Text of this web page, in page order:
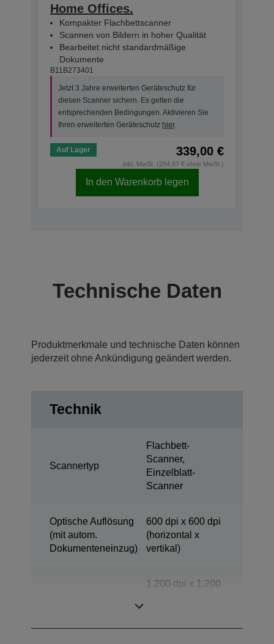
Home Offices.
Kompakter Flachbettscanner
Scannen von Bildern in hoher Qualität
Bearbeitet nicht standardmäßige
Dokumente
B11B273401
Jetzt 3 Jahre erweiterten Geräteschutz für
diesen Scanner sichern. Es gelten die
entsprechenden Bedingungen. Aktivieren Sie
Ihren erweiterten Geräteschutz hier.
Auf Lager 339,00 €
inkl. MwSt. (284,87 € ohne MwSt.)
In den Warenkorb legen
Technische Daten
Produktmerkmale und technische Daten können
jederzeit ohne Ankündigung geändert werden.
Technik
Scannertyp
Flachbett-
Scanner,
Einzelblatt-
Scanner
Optische Auflösung
(mit autom.
Dokumenteneinzug)
600 dpi x 600 dpi
(horizontal x
vertikal)
1.200 dpi x 1.200